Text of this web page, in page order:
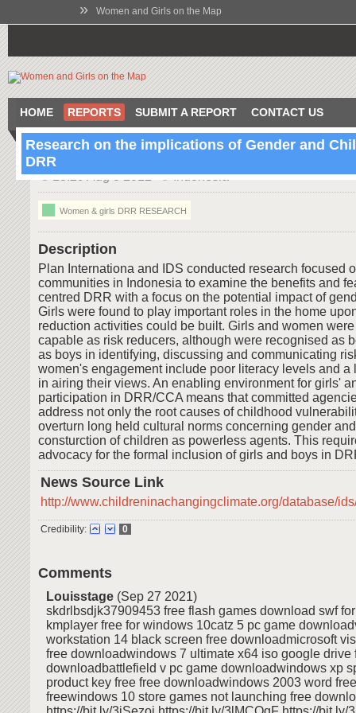
» Women and Girls on the Map
HOME REPORTS SUBMIT A REPORT CONTACT US
Research on the implications of Gender and
DRR
13:29 Aug 8 2012 Indonesia
Women & girls DRR RESEARCH
Description
Plan Internationa and IDS conducted research focused
communities in Indonesia to examine the benefits and
centred DRR with a focus on the potential impact of
Girls were found to play important roles in the home
reduction activities could be built. Girls and women
capable as risk reducers, although were recognised as
as boys in identifying, discussing and communicating
women's engagement include poor literacy levels and a
in airing their views. An enabling environment for girls'
participation in DRR/CCA means that committed
address not only the root causes of childhood
overturn long held cultural norms concerning gender
consturction of children as powerless agents. This
advocacy for the formal inclusion of girls and boys in
News Source Link
http://www.childreninachangingclimate.org/database/
Credibility: 0
Comments
Louisstage (Sep 27 2021)
skdrlbsdjk37909453 free flash games download swf
kmplayer free for windows 10catz 5 pc game
workstation 14 black screen free downloadmicrosoft
free downloadwindows 7 ultimate x64 iso google drive
downloadbattlefield v pc game downloadwindows xp
product key free free downloadwindows 2003 word
freewindows 10 store games not launching free